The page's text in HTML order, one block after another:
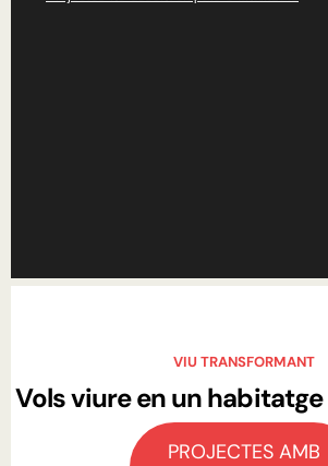
VIU TRANSFORMANT
Vols viure en un
PROJECTES AMB